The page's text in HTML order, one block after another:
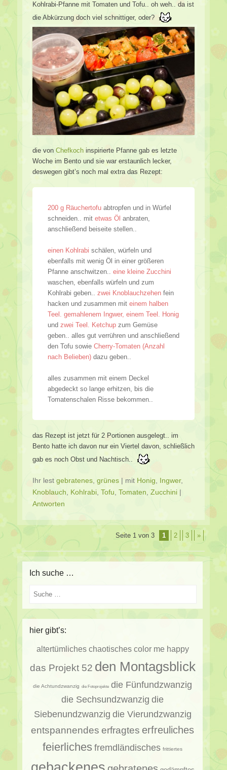
Kohlrabi-Pfanne mit Tomaten und Tofu.. oh weh.. da ist
die Abkürzung doch viel schnittiger, oder?
die von Chefkoch inspirierte Pfanne gab es letzte
Woche im Bento und sie war erstaunlich lecker,
deswegen gibt’s noch mal extra das Rezept:
200 g Räuchertofu abtropfen und in Würfel
schneiden.. mit etwas Öl anbraten,
anschließend beiseite stellen..
einen Kohlrabi schälen, würfeln und
ebenfalls mit wenig Öl in einer größeren
Pfanne anschwitzen.. eine kleine Zucchini
waschen, ebenfalls würfeln und zum
Kohlrabi geben.. zwei Knoblauchzehen fein
hacken und zusammen mit einem halben
Teel. gemahlenem Ingwer, einem Teel. Honig
und zwei Teel. Ketchup zum Gemüse
geben.. alles gut verrühren und anschließend
den Tofu sowie Cherry-Tomaten (Anzahl
nach Belieben) dazu geben..
alles zusammen mit einem Deckel
abgedeckt so lange erhitzen, bis die
Tomatenschalen Risse bekommen..
das Rezept ist jetzt für 2 Portionen ausgelegt.. im
Bento hatte ich davon nur ein Viertel davon, schließlich
gab es noch Obst und Nachtisch..
Ihr lest gebratenes grünes | mit Honig Ingwer,
Knoblauch
Kohlrabi Tofu Tomaten Zucchini |
Antworten
Seite 1 von 3 1 2 3 »
Ich suche …
Suche
hier gibt’s:
altertümliches chaotisches color me happy
das Projekt 52 den Montagsblick
die Achtundzwanzig die Fotoprojekte die Fünfundzwanzig
die Sechsundzwanzig die
Siebenundzwanzig die Vierundzwanzig
entspannendes erfragtes erfreuliches
feierliches fremdländisches frittiertes